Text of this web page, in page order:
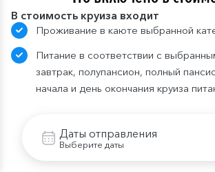
Даты отправления
Выберите даты
В стоимость круиза входит
Проживание в каюте выбранной
Питание в соответствии с
завтрак, полупансион, полный
начала и день окончания круиза
проведения экскурсии совпадает